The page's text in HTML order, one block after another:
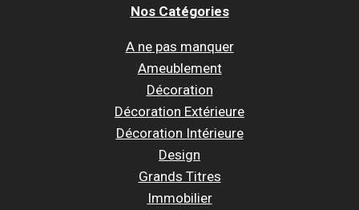
Nos Catégories
A ne pas manquer
Ameublement
Décoration
Décoration Extérieure
Décoration Intérieure
Design
Grands Titres
Immobilier